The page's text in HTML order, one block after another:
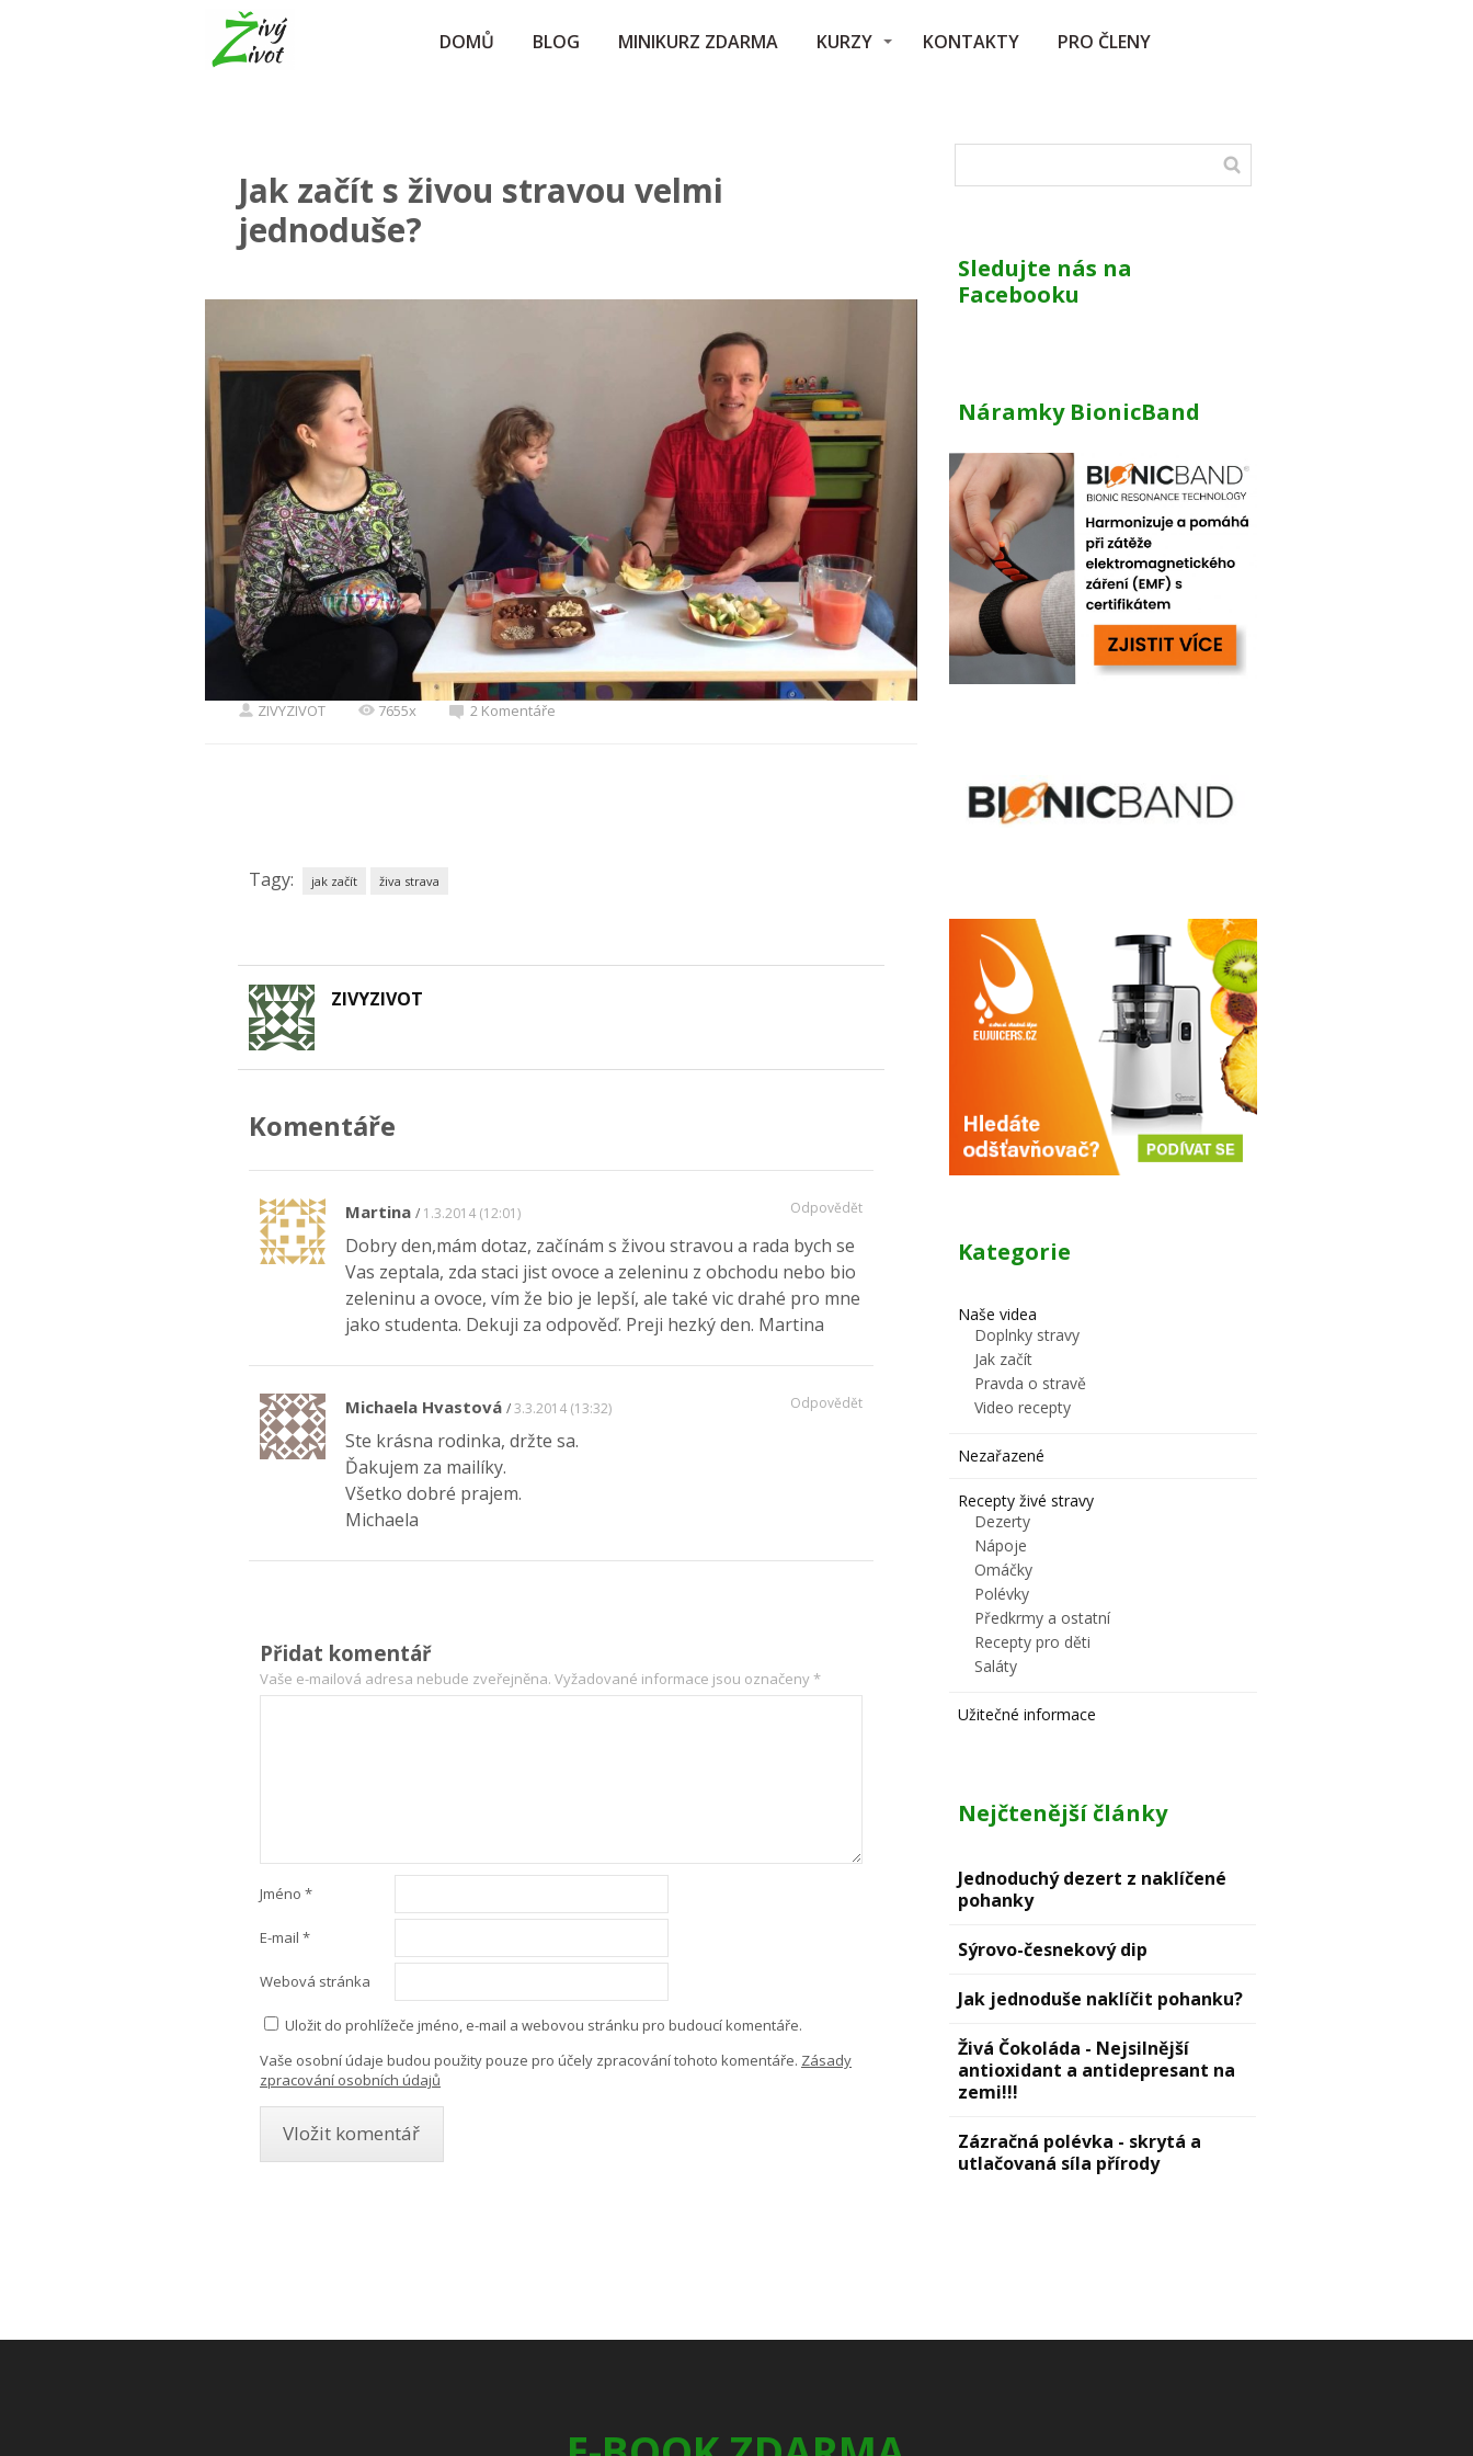
DOMŮ BLOG MINIKURZ ZDARMA KURZY KONTAKTY PRO ČLENY
Jak začít s živou stravou velmi
jednoduše?
ZIVYZIVOT 7655x 2 Komentáře
Tagy: jak začít živa strava
ZIVYZIVOT
Komentáře
Martina 1.3.2014 (12:01)
Dobry den,mám dotaz, začínám s živou stravou a rada bych se
Vas zeptala, zda staci jist ovoce a zeleninu z obchodu nebo bio
zeleninu a ovoce, vím že bio je lepší, ale také vic drahé pro mne
jako studenta. Dekuji za odpověď. Preji hezký den. Martina
Odpovědět
Michaela Hvastová 3.3.2014 (13:32)
Ste krásna rodinka, držte sa.
Ďakujem za mailíky.
Všetko dobré prajem.
Michaela
Odpovědět
Přidat komentář
Vaše e-mailová adresa nebude zveřejněna. Vyžadované informace jsou označeny*
Jméno *
E-mail *
Webová stránka
Uložit do prohlížeče jméno, e-mail a webovou stránku pro budoucí komentáře.
Vaše osobní údaje budou použity pouze pro účely zpracování tohoto komentáře. Zásady
zpracování osobních údajů
Sledujte nás na
Facebooku
Náramky BionicBand
Kategorie
Naše videa
Doplnky stravy
Jak začít
Pravda o stravě
Video recepty
Nezařazené
Recepty živé stravy
Dezerty
Nápoje
Omáčky
Polévky
Předkrmy a ostatní
Recepty pro děti
Saláty
Užitečné informace
Nejčtenější články
Jednoduchý dezert z naklíčené
pohanky
Sýrovо-česnekový dip
Jak jednoduše naklíčit pohanku?
Živá Čokoláda - Nejsilnější
antioxidant a antidepresant na
zemi!!!
Zázračná polévka - skrytá a
utlačovaná síla přírody